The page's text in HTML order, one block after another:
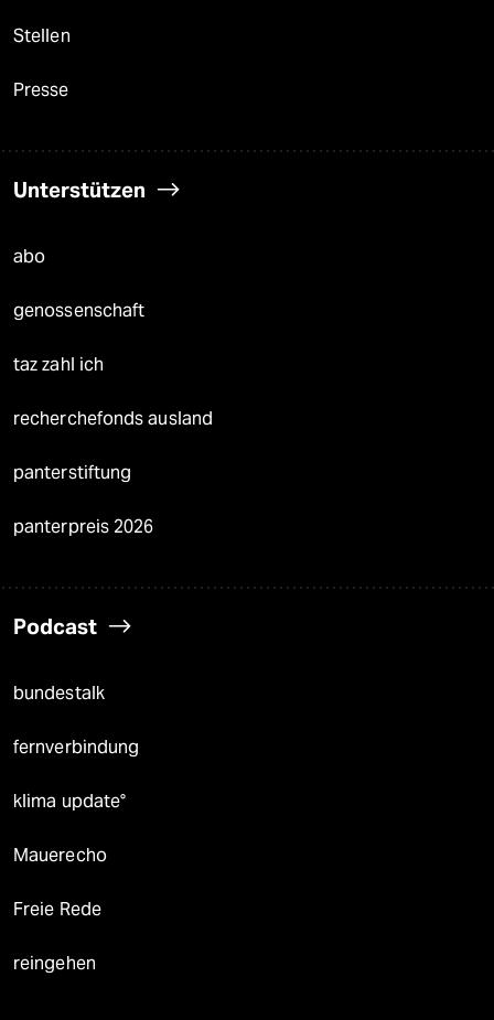
Stellen
Presse
Unterstützen
abo
genossenschaft
taz zahl ich
recherchefonds ausland
panterstiftung
panterpreis 2026
Podcast
bundestalk
fernverbindung
klima update°
Mauerecho
Freie Rede
reingehen